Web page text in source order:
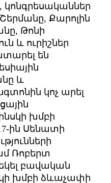
կոնգրեսականներ
Քարոլին
Թոնի
և ուրիշներ
են
և
կոչ արել
խմբի
ին Սենատի
Ռոբերտ
բավական
խմբի ձևաչափի